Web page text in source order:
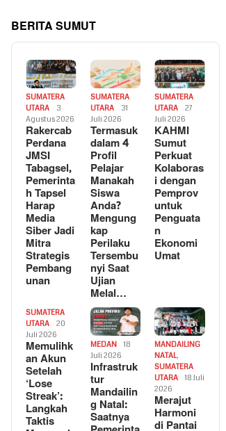
BERITA SUMUT
SUMATERA
UTARA
3
Agustus 2026
Rakercab
Perdana
JMSI
Tabagsel,
Pemerinta
h Tapsel
Harap
Media
Siber Jadi
Mitra
Strategis
Pembang
unan
SUMATERA
UTARA
31
Juli 2026
Termasuk
dalam 4
Profil
Pelajar
Manakah
Siswa
Anda?
Mengung
kap
Perilaku
Tersembu
nyi Saat
Ujian
Melal…
SUMATERA
UTARA
27
Juli 2026
KAHMI
Sumut
Perkuat
Kolaboras
i dengan
Pemprov
untuk
Penguata
n
Ekonomi
Umat
SUMATERA
UTARA
20
Juli 2026
Memulihk
an Akun
Setelah
‘Lose
Streak’:
Langkah
Taktis
MEDAN
18
Juli 2026
Infrastruk
tur
Mandailin
g Natal:
Saatnya
MANDAILING
NATAL,
SUMATERA
UTARA
18 Juli
2026
Merajut
Harmoni
di Pantai